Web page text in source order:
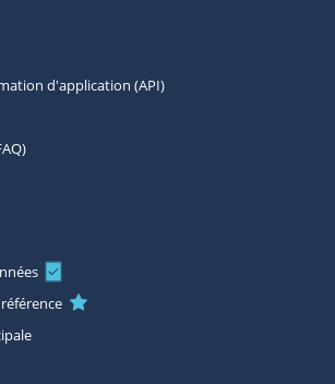
d'application (API)